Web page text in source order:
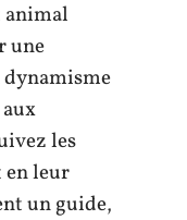
animal
une
les
en leur
un guide,